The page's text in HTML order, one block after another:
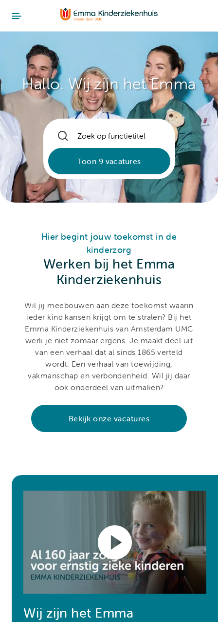
Hallo. Wij zijn het Emma
Toon 9 vacatures
Werken bij het Emma
Kinderziekenhuis
Hier begint jouw toekomst in de
kinderzorg
Wil jij meebouwen aan deze toekomst waarin
ieder kind kansen krijgt om te stralen? Bij het
Emma Kinderziekenhuis van Amsterdam UMC
werk je niet zomaar ergens. Je maakt deel uit
van een verhaal dat al sinds 1865 verteld
wordt. Een verhaal van toewijding,
vakmanschap en verbondenheid. Wil jij daar
ook onderdeel van uitmaken?
Bekijk onze vacatures
Wij zijn het Emma